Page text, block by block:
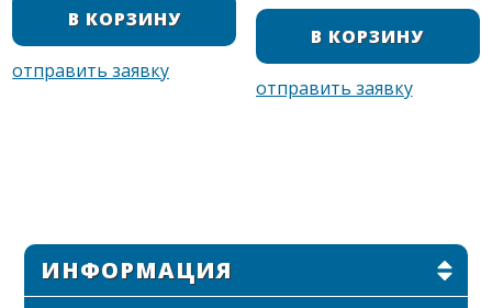
ИНФОРМАЦИЯ